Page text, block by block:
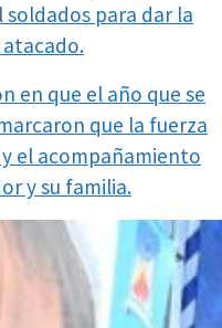
para dar la
atacado.
en que el año que se
que la fuerza
el acompañamiento
y su familia.